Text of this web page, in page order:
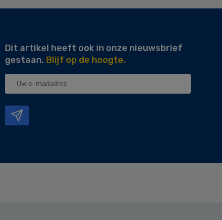
Dit artikel heeft ook in onze nieuwsbrief
gestaan. Blijf op de hoogte.
Uw